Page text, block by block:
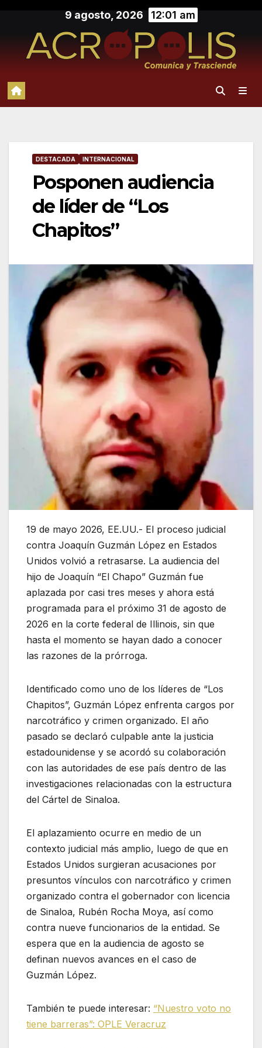
contenido
9 agosto, 2026 12:01 am
DESTACADA INTERNACIONAL
Posponen audiencia
de líder de “Los
Chapitos”
19 de mayo 2026, EE.UU.- El proceso judicial
contra Joaquín Guzmán López en Estados
Unidos volvió a retrasarse. La audiencia del
hijo de Joaquín “El Chapo” Guzmán fue
aplazada por casi tres meses y ahora está
programada para el próximo 31 de agosto de
2026 en la corte federal de Illinois, sin que
hasta el momento se hayan dado a conocer
las razones de la prórroga.
Identificado como uno de los líderes de “Los
Chapitos”, Guzmán López enfrenta cargos por
narcotráfico y crimen organizado. El año
pasado se declaró culpable ante la justicia
estadounidense y se acordó su colaboración
con las autoridades de ese país dentro de las
investigaciones relacionadas con la estructura
del Cártel de Sinaloa.
El aplazamiento ocurre en medio de un
contexto judicial más amplio, luego de que en
Estados Unidos surgieran acusaciones por
presuntos vínculos con narcotráfico y crimen
organizado contra el gobernador con licencia
de Sinaloa, Rubén Rocha Moya, así como
contra nueve funcionarios de la entidad. Se
espera que en la audiencia de agosto se
definan nuevos avances en el caso de
Guzmán López.
También te puede interesar: “Nuestro voto no
tiene barreras”: OPLE Veracruz